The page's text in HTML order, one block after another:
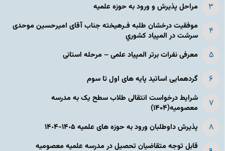
مراحل پذیرش و ورود به حوزه علمیه
موفقیت درخشان طلبه فـرهیخته جناب آقای امیرحسین موحدی
سرشت در المپياد كشوري
معرفی نفرات برتر المپیاد علمی – مرحله استانی
گردهمایی اساتید پایه های اول تا سوم
شرایط درخواست انتقالی طلاب سطح یک به مدرسه
معصومیه(۱۴۰۴)
پذیرش داوطلبان ورود به حوزه های علمیه ١۴٠۵-١۴٠۴
قابل توجه متقاضیان تحصیل در مدرسه علمیه معصومیه